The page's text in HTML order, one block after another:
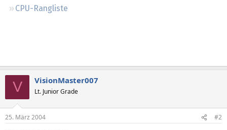
CPU-Rangliste
V VisionMaster007
Lt. Junior Grade
25. März 2004 #2